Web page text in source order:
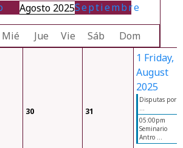
Agosto 2025Septiembre
Mié Jue Vie Sáb Dom
30 31
1 Friday, 1
August
2025
Disputas por el
...
05:00pm
Seminario
Antro ...